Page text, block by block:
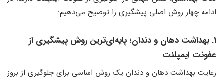
ادامه چهار روش اصلی پیشگیری را توضیح می‌دهیم:
1. بهداشت دهان و دندان؛ پایه‌ای‌ترین روش پیشگیری از
عفونت ایمپلنت
رعایت بهداشت دهان و دندان یک روش اساسی برای جلوگیری از بروز